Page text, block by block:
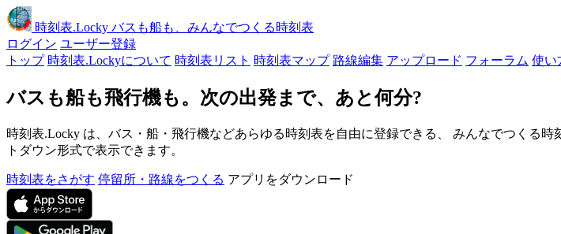
時刻表.Locky バスも船も、みんなでつくる時刻表
ログイン ユーザー登録
トップ 時刻表.Lockyについて 時刻表リスト 時刻表マップ 路線編集 アップロード フォーラム 使い
バスも船も飛行機も。次の出発まで、あと何分?
時刻表.Locky は、バス・船・飛行機などあらゆる時刻表を自由に登録できる、 みんなでつくる
トダウン形式で表示できます。
時刻表をさがす 停留所・路線をつくる アプリをダウンロード